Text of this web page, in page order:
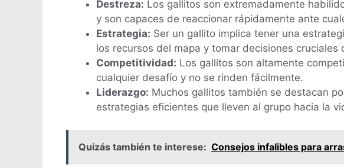
Destreza: Los gallitos son extremadamente
y son capaces de reaccionar rápidamente ante
Estrategia: Ser un gallito implica tener una
los recursos del mapa y tomar decisiones
Competitividad: Los gallitos son altamente
cualquier desafío y no se rinden fácilmente.
Liderazgo: Muchos gallitos también se destacan
estrategias eficientes que lleven al grupo hacia la
Quizás también te interese: Consejos infalibles para